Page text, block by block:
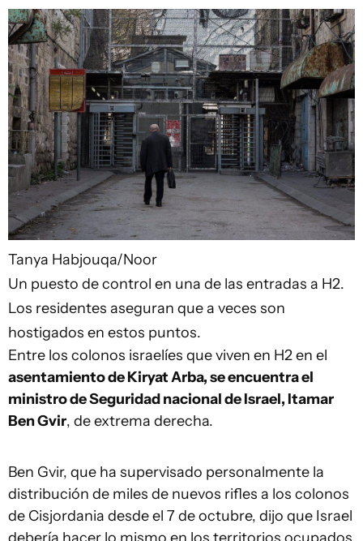
Tanya Habjouqa/Noor
Un puesto de control en una de las entradas a H2.
Los residentes aseguran que a veces son
hostigados en estos puntos.
Entre los colonos israelíes que viven en H2 en el
asentamiento de Kiryat Arba, se encuentra el
ministro de Seguridad nacional de Israel, Itamar
Ben Gvir, de extrema derecha.
Ben Gvir, que ha supervisado personalmente la
distribución de miles de nuevos rifles a los colonos
de Cisjordania desde el 7 de octubre, dijo que Israel